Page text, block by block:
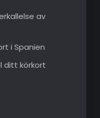
av
i Spanien
ditt körkort